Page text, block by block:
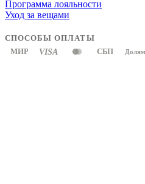
Программа лояльности
Уход за вещами
СПОСОБЫ ОПЛАТЫ
МИР VISA СБП